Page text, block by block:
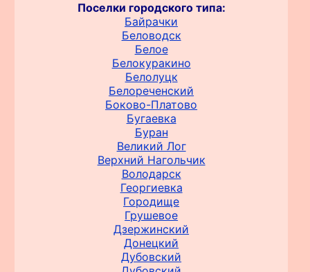
Поселки городского типа:
Байрачки
Беловодск
Белое
Белокуракино
Белолуцк
Белореченский
Боково-Платово
Бугаевка
Буран
Великий Лог
Верхний Нагольчик
Володарск
Георгиевка
Городище
Грушевое
Дзержинский
Донецкий
Дубовский